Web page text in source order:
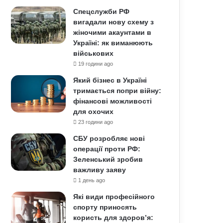
Спецслужби РФ
вигадали нову схему з
жіночими акаунтами в
Україні: як виманюють
військових
19 години ago
Який бізнес в Україні
тримається попри війну:
фінансові можливості
для охочих
23 години ago
СБУ розробляє нові
операції проти РФ:
Зеленський зробив
важливу заяву
1 день ago
Які види професійного
спорту приносять
користь для здоров’я: